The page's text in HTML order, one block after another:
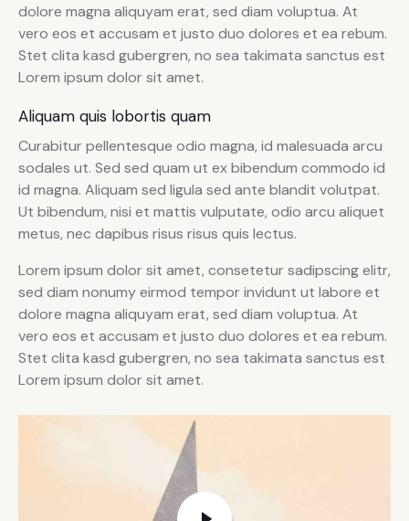
dolore magna aliquyam erat, sed diam voluptua. At
vero eos et accusam et justo duo dolores et ea rebum.
Stet clita kasd gubergren, no sea takimata sanctus est
Lorem ipsum dolor sit amet.
Aliquam quis lobortis quam
Curabitur pellentesque odio magna, id malesuada arcu
sodales ut. Sed sed quam ut ex bibendum commodo id
id magna. Aliquam sed ligula sed ante blandit volutpat.
Ut bibendum, nisi et mattis vulputate, odio arcu aliquet
metus, nec dapibus risus risus quis lectus.
Lorem ipsum dolor sit amet, consetetur sadipscing elitr,
sed diam nonumy eirmod tempor invidunt ut labore et
dolore magna aliquyam erat, sed diam voluptua. At
vero eos et accusam et justo duo dolores et ea rebum.
Stet clita kasd gubergren, no sea takimata sanctus est
Lorem ipsum dolor sit amet.